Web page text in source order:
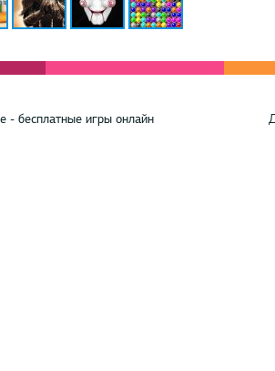
бесплатные игры онлайн